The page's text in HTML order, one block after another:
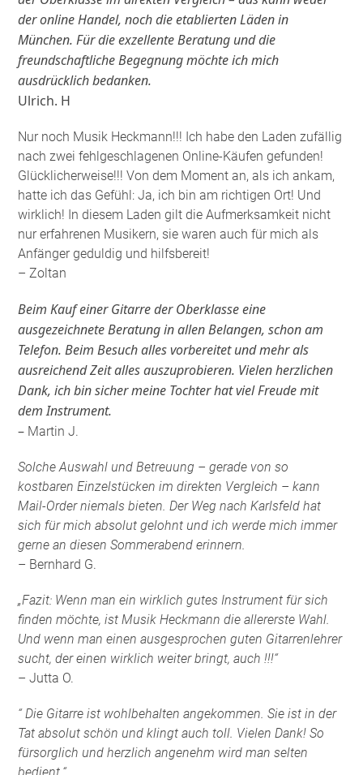
der online Handel, noch die etablierten Läden in
München. Für die exzellente Beratung und die
freundschaftliche Begegnung möchte ich mich
ausdrücklich bedanken.
Ulrich. H
Nur noch Musik Heckmann!!! Ich habe den Laden zufällig
nach zwei fehlgeschlagenen Online-Käufen gefunden!
Glücklicherweise!!! Von dem Moment an, als ich ankam,
hatte ich das Gefühl: Ja, ich bin am richtigen Ort! Und
wirklich! In diesem Laden gilt die Aufmerksamkeit nicht
nur erfahrenen Musikern, sie waren auch für mich als
Anfänger geduldig und hilfsbereit!
– Zoltan
Beim Kauf einer Gitarre der Oberklasse eine
ausgezeichnete Beratung in allen Belangen, schon am
Telefon. Beim Besuch alles vorbereitet und mehr als
ausreichend Zeit alles auszuprobieren. Vielen herzlichen
Dank, ich bin sicher meine Tochter hat viel Freude mit
dem Instrument.
– Martin J.
Solche Auswahl und Betreuung – gerade von so
kostbaren Einzelstücken im direkten Vergleich – kann
Mail-Order niemals bieten. Der Weg nach Karlsfeld hat
sich für mich absolut gelohnt und ich werde mich immer
gerne an diesen Sommerabend erinnern.
– Bernhard G.
„Fazit: Wenn man ein wirklich gutes Instrument für sich
finden möchte, ist Musik Heckmann die allererste Wahl.
Und wenn man einen ausgesprochen guten Gitarrenlehrer
sucht, der einen wirklich weiter bringt, auch !!!“
– Jutta O.
“ Die Gitarre ist wohlbehalten angekommen. Sie ist in der
Tat absolut schön und klingt auch toll. Vielen Dank! So
fürsorglich und herzlich angenehm wird man selten